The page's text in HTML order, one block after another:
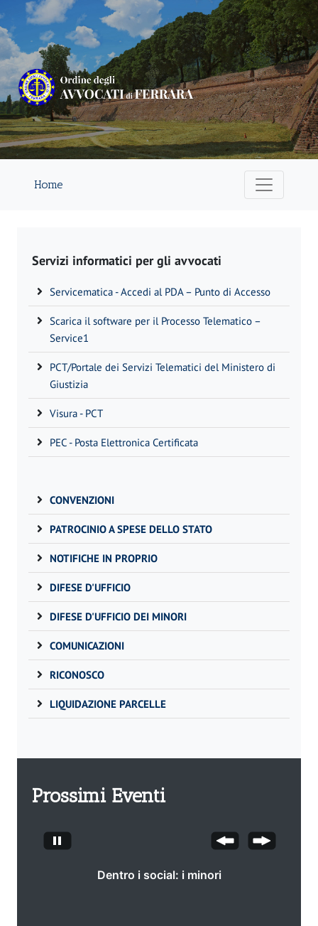
Home
Servizi informatici per gli avvocati
Servicematica - Accedi al PDA – Punto di Accesso
Scarica il software per il Processo Telematico –
Service1
PCT/Portale dei Servizi Telematici del Ministero di
Giustizia
Visura - PCT
PEC - Posta Elettronica Certificata
CONVENZIONI
PATROCINIO A SPESE DELLO STATO
NOTIFICHE IN PROPRIO
DIFESE D'UFFICIO
DIFESE D'UFFICIO DEI MINORI
COMUNICAZIONI
RICONOSCO
LIQUIDAZIONE PARCELLE
Prossimi Eventi
Dentro i social: i minori